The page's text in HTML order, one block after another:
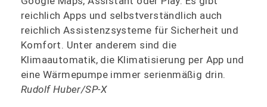
reichlich Apps und selbstverständlich auch
reichlich Assistenzsysteme für Sicherheit und
Komfort. Unter anderem sind die
Klimaautomatik, die Klimatisierung per App und
eine Wärmepumpe immer serienmäßig drin.
Rudolf Huber/SP-X